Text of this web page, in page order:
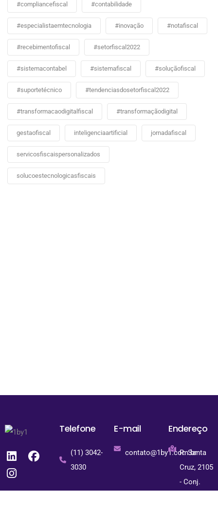
#compliancefiscal #contabilidade
#especialistaemtecnologia #inovação #notafiscal
#recebimentofiscal #setorfiscal2022
#sistemacontabel #sistemafiscal #soluçãofiscal
#suportetécnico #tendenciasdosetorfiscal2022
#transformacaodigitalfiscal #transformaçãodigital
gestaofiscal inteligenciaartificial jornadafiscal
servicosfiscaispersonalizados
solucoestecnologicasfiscais
Telefone
(11) 3042-
3030
E-mail
contato@1by1.com.br
Endereço
R. Santa
Cruz, 2105
- Conj.